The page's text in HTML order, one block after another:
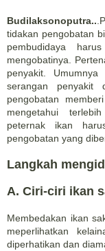
Budilaksonoputra..
tidakan pengobatan
pembudidaya
mengobatinya.
penyakit.
serangan penyakit
pengobatan
mengetahui
peternak ikan
pengobatan yang
Langkah
A. Ciri-ciri ikan
Membedakan ikan
meperlihatkan
diperhatikan dan